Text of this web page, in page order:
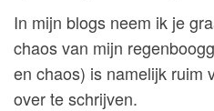
In mijn blogs neem ik je
chaos van mijn
en chaos) is namelijk ruim
over te schrijven.